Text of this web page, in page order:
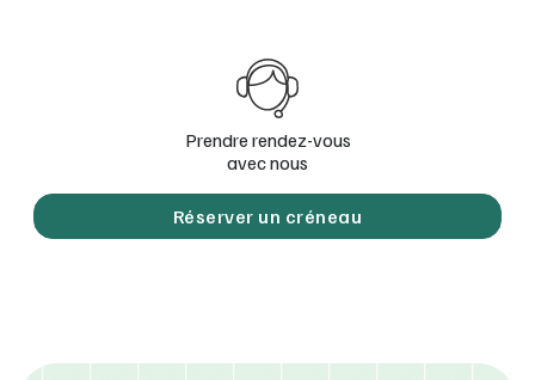
Prendre rendez-vous
Réserver un créneau